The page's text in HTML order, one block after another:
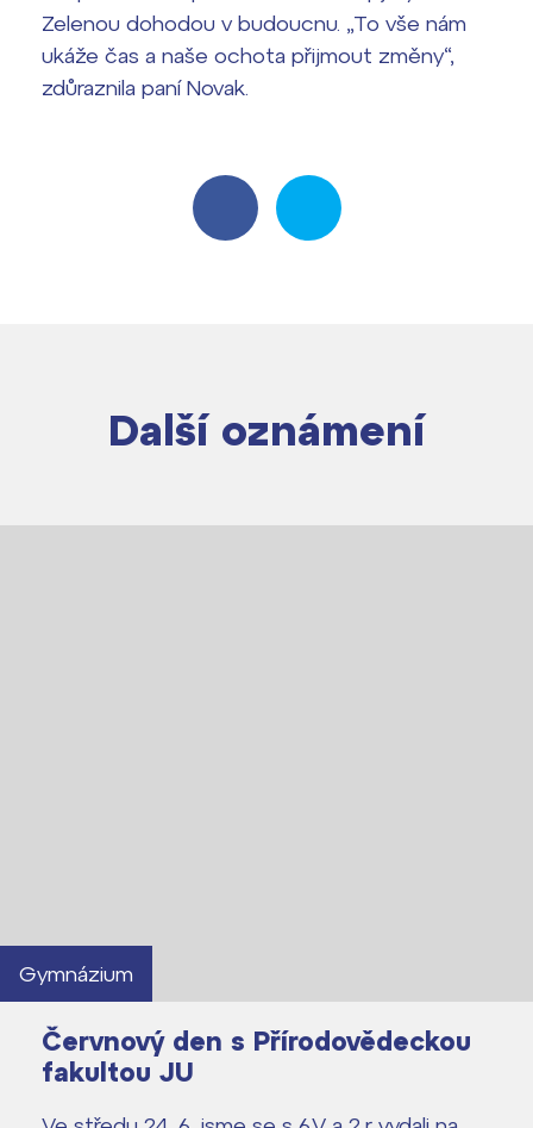
Zelenou dohodou v budoucnu. „To vše nám
ukáže čas a naše ochota přijmout změny“,
zdůraznila paní Novak.
Další oznámení
Gymnázium
Červnový den s Přírodovědeckou
fakultou JU